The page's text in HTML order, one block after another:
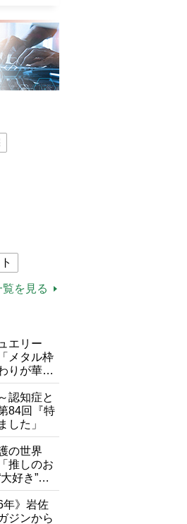
ビス
覧を見る
エリー
メタル枠
りが華や
の使い分
認知症と
84回『特
した」
の世界
推しのお
好き”を
さも吹き
介護の現
年》岩佐
ジンから